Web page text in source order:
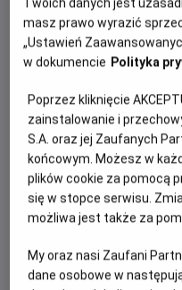
PREMIERA
11 października 2024
REŻYSERIA
Anna Kendrick
OBSADA
Anna Kendrick, Tony Hale,
Młoda i obiecująca
karierę, ale póki co
programie randkowym
opcji decyduje się wziąć
uczestników programu
którego ujmujący sposób
bardzo podobają się
atrakcyjny i pozornie
Twoich danych jest
masz prawo wyrazić
„Ustawień
w dokumencie Polityka
Poprzez kliknięcie
zainstalowanie i
S.A. oraz jej Zaufanych
końcowym. Możesz w
plików cookie za pomocą
się w stopce serwisu.
możliwa jest także za
My oraz nasi Zaufani
dane osobowe w